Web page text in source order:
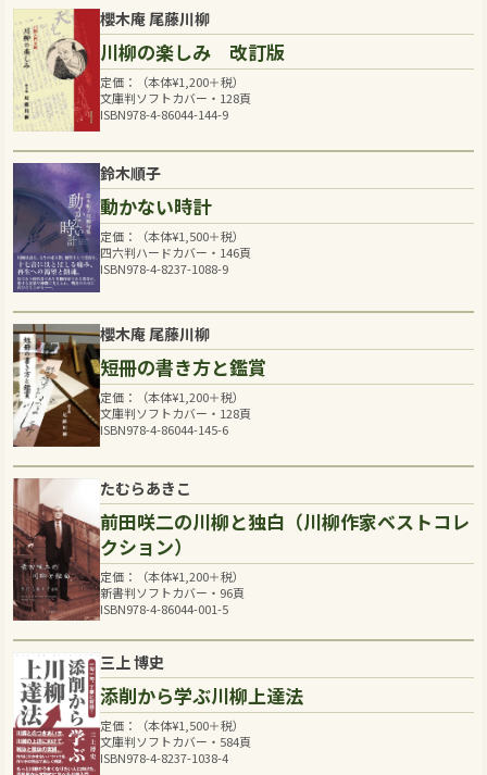
櫻木庵 尾藤川柳
川柳の楽しみ 改訂版
定価：（本体¥1,200＋税）
文庫判ソフトカバー・128頁
ISBN978-4-86044-144-9
鈴木順子
動かない時計
定価：（本体¥1,500＋税）
四六判ハードカバー・146頁
ISBN978-4-8237-1088-9
櫻木庵 尾藤川柳
短冊の書き方と鑑賞
定価：（本体¥1,200＋税）
文庫判ソフトカバー・128頁
ISBN978-4-86044-145-6
たむらあきこ
前田咲二の川柳と独白（川柳作家ベストコレ
クション）
定価：（本体¥1,200＋税）
新書判ソフトカバー・96頁
ISBN978-4-86044-001-5
三上 博史
添削から学ぶ川柳上達法
定価：（本体¥1,500＋税）
文庫判ソフトカバー・584頁
ISBN978-4-8237-1038-4